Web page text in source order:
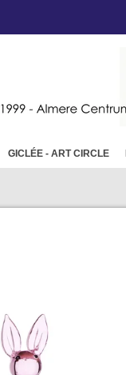
GICLÉE - ART CIRCLE